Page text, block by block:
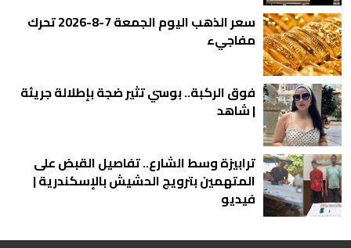
سعر الذهب اليوم الجمعة 7-8-2026 تحرك
مفاجيء
فوق الركبة.. بوسي تثير ضجة بإطلالة جريئة
| شاهد
ترابيزة وسط الشارع.. تفاصيل القبض على
المتهمين بترويج الحشيش بالإسكندرية |
فيديو